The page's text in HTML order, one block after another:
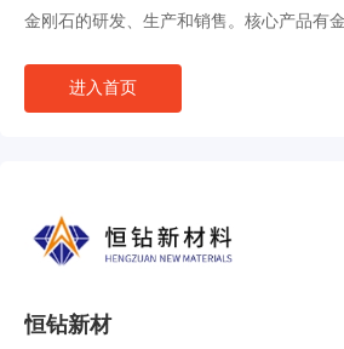
金刚石的研发、生产和销售。核心产品有
合片、大单晶金刚石、金刚石研磨液等，广
应
进入首页
恒钻新材